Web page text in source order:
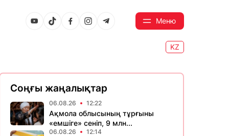
Меню
KZ
Соңғы жаңалықтар
06.08.26 12:22
Ақмола облысының тұрғыны
«емшіге» сеніп, 9 млн...
06.08.26 12:14